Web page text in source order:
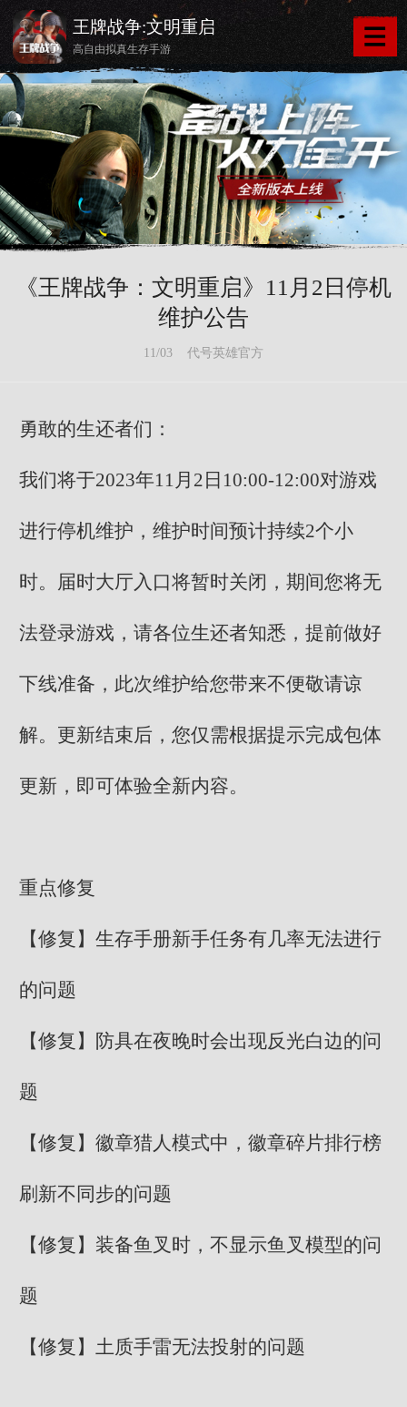
王牌战争:文明重启
高自由拟真生存手游
《王牌战争：文明重启》11月2日停机
维护公告
11/03 代号英雄官方
勇敢的生还者们：
我们将于2023年11月2日10:00-12:00对游戏
进行停机维护，维护时间预计持续2个小
时。届时大厅入口将暂时关闭，期间您将无
法登录游戏，请各位生还者知悉，提前做好
下线准备，此次维护给您带来不便敬请谅
解。更新结束后，您仅需根据提示完成包体
更新，即可体验全新内容。
重点修复
【修复】生存手册新手任务有几率无法进行
的问题
【修复】防具在夜晚时会出现反光白边的问
题
【修复】徽章猎人模式中，徽章碎片排行榜
刷新不同步的问题
【修复】装备鱼叉时，不显示鱼叉模型的问
题
【修复】土质手雷无法投射的问题